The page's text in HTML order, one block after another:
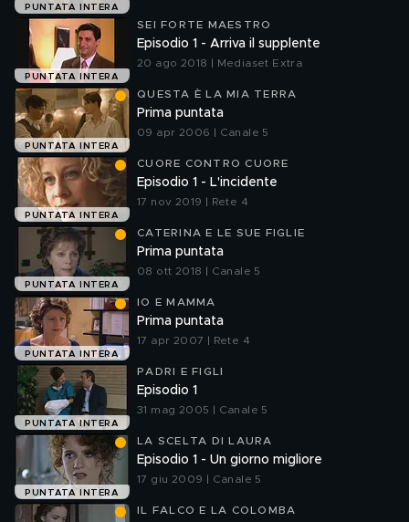
PUNTATA INTERA
PUNTATA INTERA
SEI FORTE MAESTRO
Episodio 1 - Arriva il supplente
20 ago 2018 | Mediaset Extra
PUNTATA INTERA
QUESTA È LA MIA TERRA
Prima puntata
09 apr 2006 | Canale 5
PUNTATA INTERA
CUORE CONTRO CUORE
Episodio 1 - L'incidente
17 nov 2019 | Rete 4
PUNTATA INTERA
CATERINA E LE SUE FIGLIE
Prima puntata
08 ott 2018 | Canale 5
PUNTATA INTERA
IO E MAMMA
Prima puntata
17 apr 2007 | Rete 4
PUNTATA INTERA
PADRI E FIGLI
Episodio 1
31 mag 2005 | Canale 5
PUNTATA INTERA
LA SCELTA DI LAURA
Episodio 1 - Un giorno migliore
17 giu 2009 | Canale 5
IL FALCO E LA COLOMBA